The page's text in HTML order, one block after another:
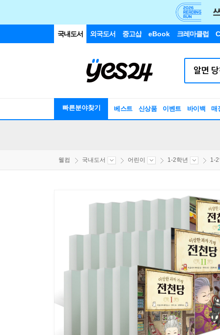
국내도서 외국도서 중고샵 eBook 크레마클럽
빠른분야찾기 베스트 신상품 이벤트 바이백 매
웰컴 국내도서 어린이 1-2학년 1-